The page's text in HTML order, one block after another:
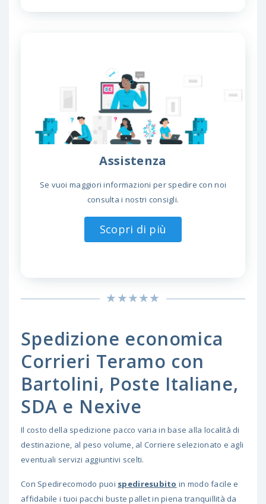
Assistenza
Se vuoi maggiori informazioni per spedire con noi
consulta i nostri consigli.
Scopri di più
Spedizione economica
Corrieri Teramo con
Bartolini, Poste Italiane,
SDA e Nexive
Il costo della spedizione pacco varia in base alla località di
destinazione, al peso volume, al Corriere selezionato e agli
eventuali servizi aggiuntivi scelti.
Con Spedirecomodo puoi spediresubito in modo facile e
affidabile i tuoi pacchi buste pallet in piena tranquillità da